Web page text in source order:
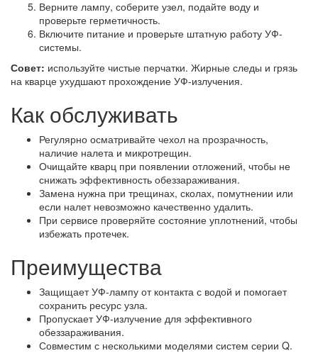
Верните лампу, соберите узел, подайте воду и
проверьте герметичность.
Включите питание и проверьте штатную работу УФ-
системы.
Совет: используйте чистые перчатки. Жирные следы и грязь
на кварце ухудшают прохождение УФ-излучения.
Как обслуживать
Регулярно осматривайте чехол на прозрачность,
наличие налета и микротрещин.
Очищайте кварц при появлении отложений, чтобы не
снижать эффективность обеззараживания.
Замена нужна при трещинах, сколах, помутнении или
если налет невозможно качественно удалить.
При сервисе проверяйте состояние уплотнений, чтобы
избежать протечек.
Преимущества
Защищает УФ-лампу от контакта с водой и помогает
сохранить ресурс узла.
Пропускает УФ-излучение для эффективного
обеззараживания.
Совместим с несколькими моделями систем серии Q.